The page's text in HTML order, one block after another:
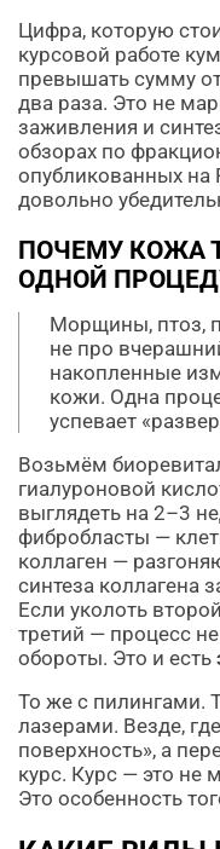
Цифра, которую
курсовой работе
превышать сумму
два раза. Это не
заживления и
обзорах по
опубликованных на
довольно
ПОЧЕМУ КОЖА
ОДНОЙ
Морщины, птоз,
не про
накопленные
кожи. Одна
успевает
Возьмём
гиалуроновой
выглядеть на 2–3
фибробласты —
коллаген —
синтеза коллагена
Если уколоть
третий — процесс
обороты. Это и есть
То же с пилингами.
лазерами. Везде,
поверхность», а
курс. Курс — это не
Это особенность